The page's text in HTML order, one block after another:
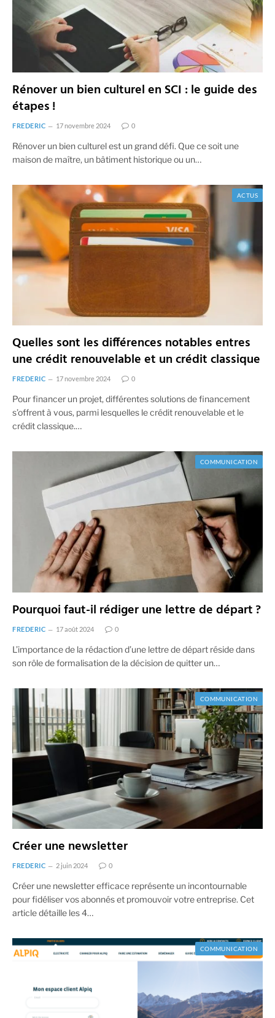
Rénover un bien culturel en SCI : le guide des
étapes !
FREDERIC 17 novembre 2024 0
Rénover un bien culturel est un grand défi. Que ce soit une
maison de maître, un bâtiment historique ou un…
ACTUS
Quelles sont les différences notables entres
une crédit renouvelable et un crédit classique
FREDERIC 17 novembre 2024 0
Pour financer un projet, différentes solutions de financement
s’offrent à vous, parmi lesquelles le crédit renouvelable et le
crédit classique.…
COMMUNICATION
Pourquoi faut-il rédiger une lettre de départ ?
FREDERIC 17 août 2024 0
L’importance de la rédaction d’une lettre de départ réside dans
son rôle de formalisation de la décision de quitter un…
COMMUNICATION
Créer une newsletter
FREDERIC 2 juin 2024 0
Créer une newsletter efficace représente un incontournable
pour fidéliser vos abonnés et promouvoir votre entreprise. Cet
article détaille les 4…
COMMUNICATION